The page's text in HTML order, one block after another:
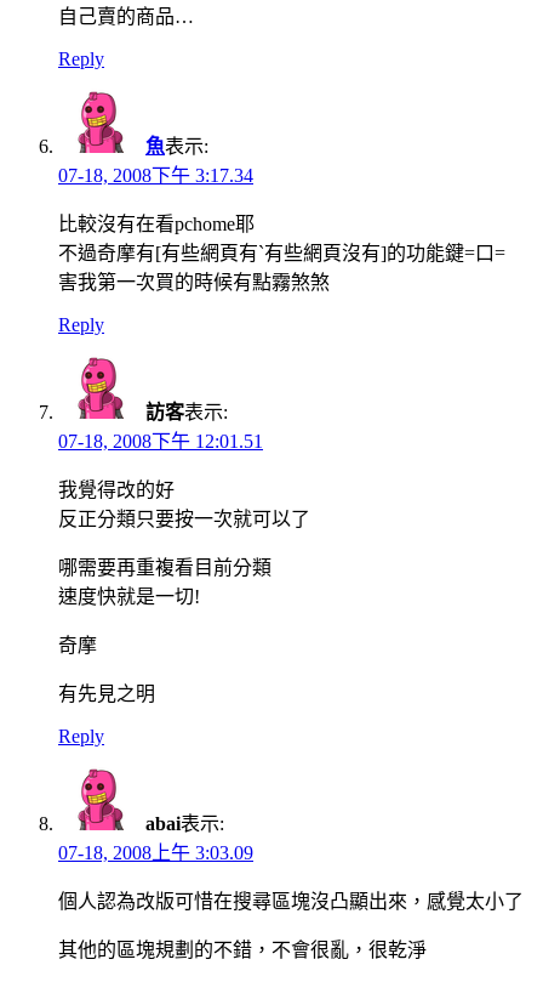
自己賣的商品…
Reply
魚表示:
07-18, 2008下午 3:17.34
比較沒有在看pchome耶
不過奇摩有[有些網頁有ˋ有些網頁沒有]的功能鍵=口=
害我第一次買的時候有點霧煞煞
Reply
訪客表示:
07-18, 2008下午 12:01.51
我覺得改的好
反正分類只要按一次就可以了
哪需要再重複看目前分類
速度快就是一切!
奇摩
有先見之明
Reply
abai表示:
07-18, 2008上午 3:03.09
個人認為改版可惜在搜尋區塊沒凸顯出來，感覺太小了
其他的區塊規劃的不錯，不會很亂，很乾淨